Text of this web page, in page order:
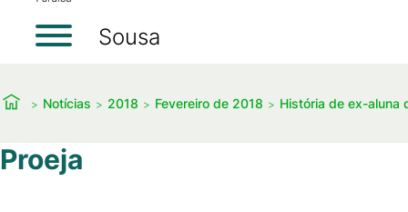
Sousa
Notícias 2018 Fevereiro de 2018 História de ex-aluna
Proeja